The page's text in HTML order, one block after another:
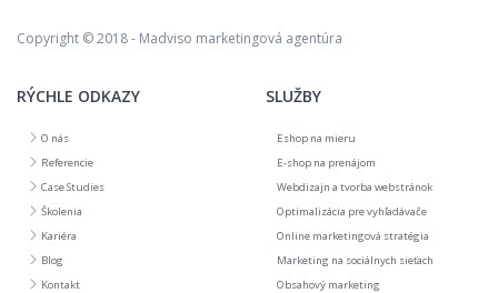
Copyright © 2018 - Madviso marketingová agentúra
RÝCHLE ODKAZY
O nás
Referencie
Case Studies
Školenia
Kariéra
Blog
Kontakt
SLUŽBY
Eshop na mieru
E-shop na prenájom
Webdizajn a tvorba webstránok
Optimalizácia pre vyhľadávače
Online marketingová stratégia
Marketing na sociálnych sieťach
Obsahový marketing